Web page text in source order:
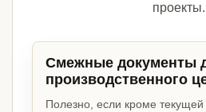
проекты.
Смежные документы
производственного
Полезно, если кроме